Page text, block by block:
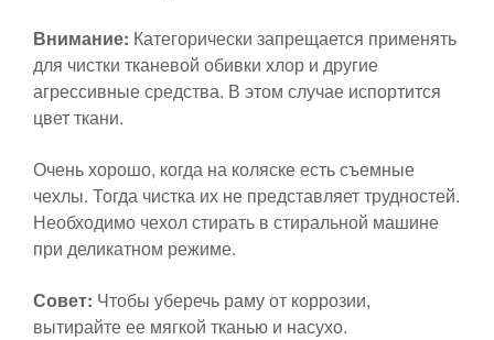
Внимание: Категорически запрещается применять
для чистки тканевой обивки хлор и другие
агрессивные средства. В этом случае испортится
цвет ткани.
Очень хорошо, когда на коляске есть съемные
чехлы. Тогда чистка их не представляет трудностей.
Необходимо чехол стирать в стиральной машине
при деликатном режиме.
Совет: Чтобы уберечь раму от коррозии,
вытирайте ее мягкой тканью и насухо.